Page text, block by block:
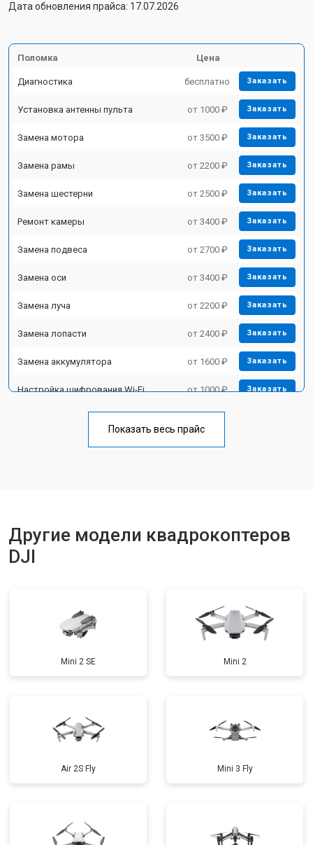
Дата обновления прайса: 17.07.2026
Поломка Цена
Диагностика бесплатно Заказать
Установка антенны пульта от 1000 ₽ Заказать
Замена мотора от 3500 ₽ Заказать
Замена рамы от 2200 ₽ Заказать
Замена шестерни от 2500 ₽ Заказать
Ремонт камеры от 3400 ₽ Заказать
Замена подвеса от 2700 ₽ Заказать
Замена оси от 3400 ₽ Заказать
Замена луча от 2200 ₽ Заказать
Замена лопасти от 2400 ₽ Заказать
Замена аккумулятора от 1600 ₽ Заказать
Настройка шифрования Wi-Fi от 1000 ₽ Заказать
Замена материнской платы от 2800 ₽
Показать весь прайс
Другие модели квадрокоптеров
DJI
Mini 2 SE Mini 2
Air 2S Fly Mini 3 Fly